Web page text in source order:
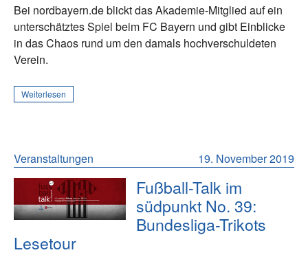
Bei nordbayern.de blickt das Akademie-Mitglied auf ein
unterschätztes Spiel beim FC Bayern und gibt Einblicke
in das Chaos rund um den damals hochverschuldeten
Verein.
Weiterlesen
19. November 2019
Veranstaltungen
Fußball-Talk im
südpunkt No. 39:
Bundesliga-Trikots
Lesetour